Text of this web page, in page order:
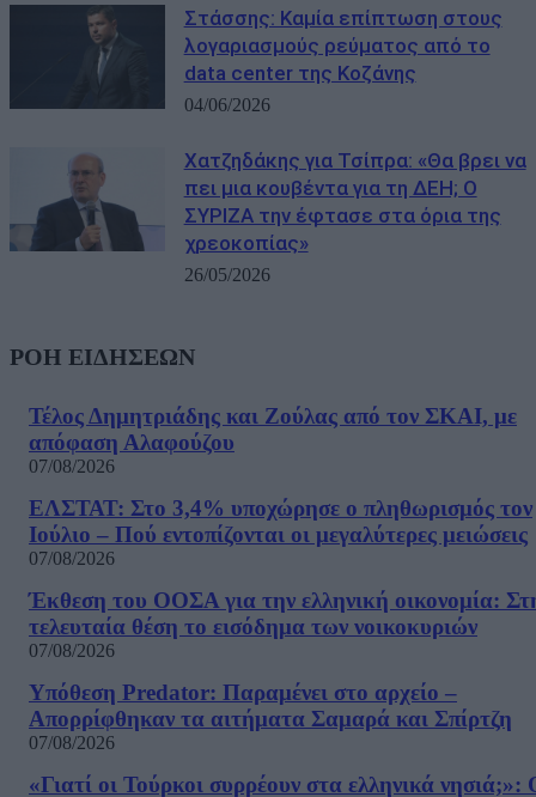
Στάσσης: Καμία επίπτωση στους
λογαριασμούς ρεύματος από το
data center της Κοζάνης
04/06/2026
Χατζηδάκης για Τσίπρα: «Θα βρει να
πει μια κουβέντα για τη ΔΕΗ; Ο
ΣΥΡΙΖΑ την έφτασε στα όρια της
χρεοκοπίας»
26/05/2026
ΡΟΗ ΕΙΔΗΣΕΩΝ
Τέλος Δημητριάδης και Ζούλας από τον ΣΚΑΙ, με
απόφαση Αλαφούζου
07/08/2026
ΕΛΣΤΑΤ: Στο 3,4% υποχώρησε ο πληθωρισμός τον
Ιούλιο – Πού εντοπίζονται οι μεγαλύτερες μειώσεις
07/08/2026
Έκθεση του ΟΟΣΑ για την ελληνική οικονομία:
τελευταία θέση το εισόδημα των νοικοκυριών
07/08/2026
Υπόθεση Predator: Παραμένει στο αρχείο –
Απορρίφθηκαν τα αιτήματα Σαμαρά και Σπίρτζη
07/08/2026
«Γιατί οι Τούρκοι συρρέουν στα ελληνικά νησιά;»: